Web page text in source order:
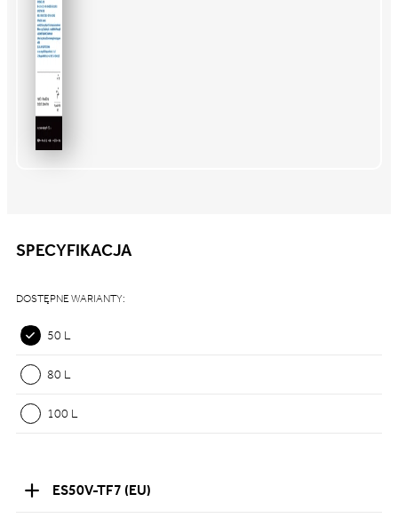
SPECYFIKACJA
DOSTĘPNE WARIANTY:
50 L
80 L
100 L
ES50V-TF7 (EU)